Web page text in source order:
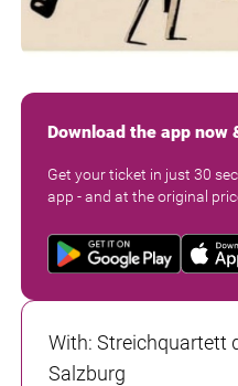
Download the app now
Get your ticket in just 30
app - and at the original
With: Streichquartett
Salzburg